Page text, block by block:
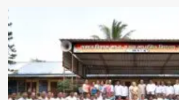
आगमनाने
भाजप
पक्षाला
अधिक
बळ
ः